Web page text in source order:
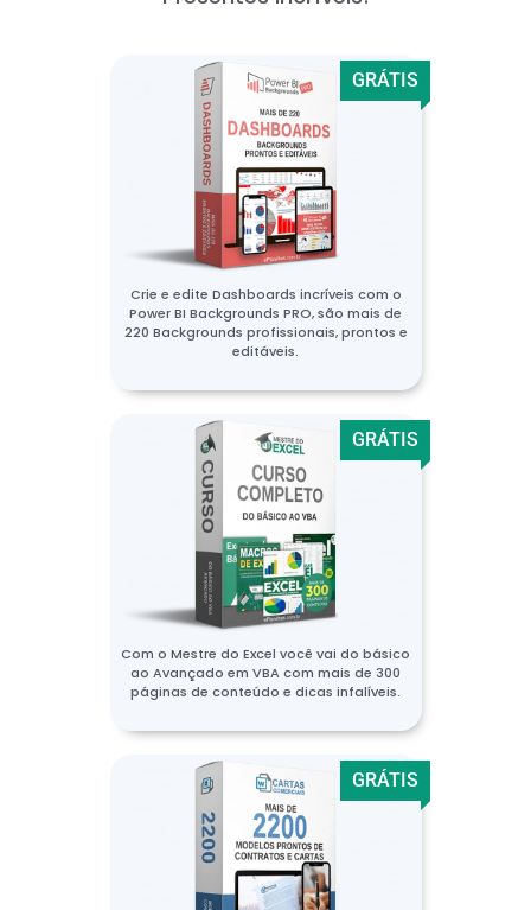
GRÁTIS
Crie e edite Dashboards incríveis com o
Power BI Backgrounds PRO, são mais de
220 Backgrounds profissionais, prontos e
editáveis.
GRÁTIS
Com o Mestre do Excel você vai do básico
ao Avançado em VBA com mais de 300
páginas de conteúdo e dicas infalíveis.
GRÁTIS